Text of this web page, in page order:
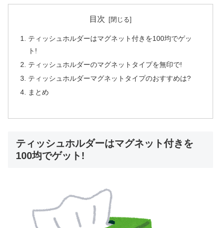
目次
ティッシュホルダーはマグネット付きを100均でゲッ
ト!
ティッシュホルダーのマグネットタイプを無印で!
ティッシュホルダーマグネットタイプのおすすめは?
まとめ
ティッシュホルダーはマグネット付きを
100均でゲット!